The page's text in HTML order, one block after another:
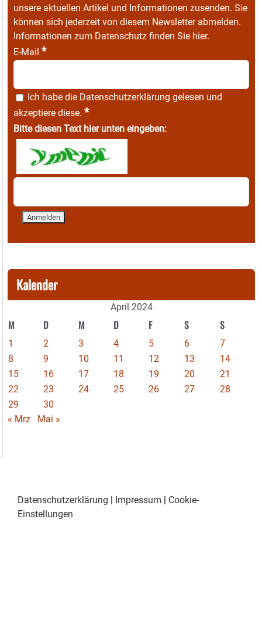
unsere aktuellen Artikel und Informationen zusenden. Sie
können sich jederzeit von diesem Newsletter abmelden.
Informationen zum Datenschutz finden Sie hier.
E-Mail *
Ich habe die Datenschutzerklärung gelesen und
akzeptiere diese. *
Bitte diesen Text hier unten eingeben:
Kalender
April 2024
M D M D F S S
1 2 3 4 5 6
7
8
9 10 11 12 13
14
15
16 17 18 19 20
21
22
23 24 25 26 27
28
29
30
« Mrz
Mai »
Datenschutzerklärung | Impressum | Cookie-
Einstellungen